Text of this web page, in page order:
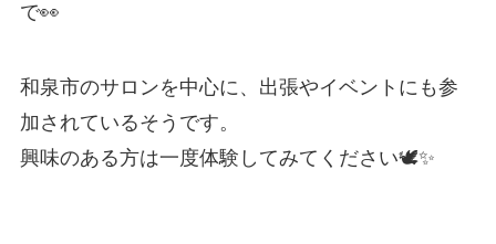
で👀
和泉市のサロンを中心に、出張やイベントにも参
加されているそうです。
興味のある方は一度体験してみてください🕊️✨